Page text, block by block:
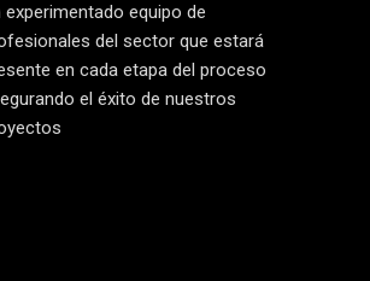
experimentado equipo de
del sector que estará
en cada etapa del proceso
el éxito de nuestros